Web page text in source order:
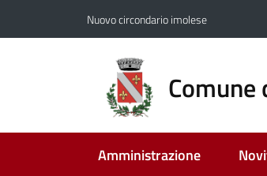
Nuovo circondario imolese
Comune
Amministrazione